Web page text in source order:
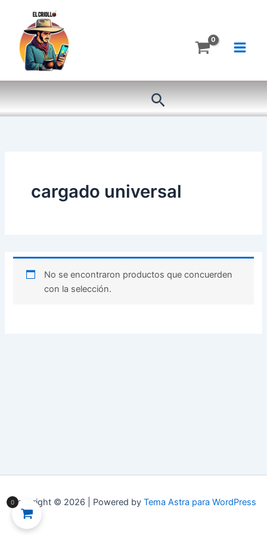
contenido
Buscar
cargado universal
No se encontraron productos que concuerden
con la selección.
Copyright © 2026 | Powered by Tema Astra para WordPress
0